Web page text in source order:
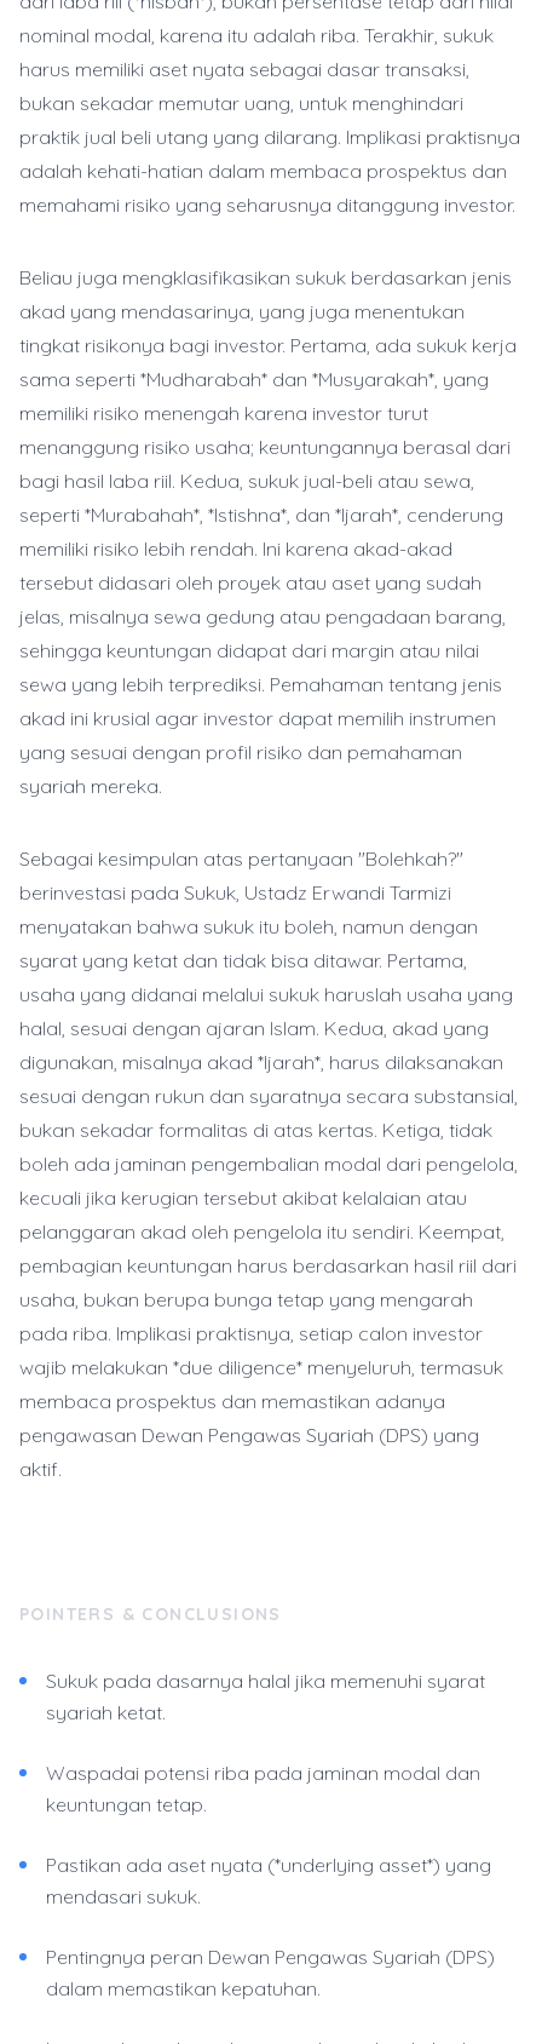
nominal modal, karena itu adalah riba. Terakhir, sukuk
harus memiliki aset nyata sebagai dasar transaksi,
bukan sekadar memutar uang, untuk menghindari
praktik jual beli utang yang dilarang. Implikasi praktisnya
adalah kehati-hatian dalam membaca prospektus dan
memahami risiko yang seharusnya ditanggung investor.
Beliau juga mengklasifikasikan sukuk berdasarkan jenis
akad yang mendasarinya, yang juga menentukan
tingkat risikonya bagi investor. Pertama, ada sukuk kerja
sama seperti *Mudharabah* dan *Musyarakah*, yang
memiliki risiko menengah karena investor turut
menanggung risiko usaha; keuntungannya berasal dari
bagi hasil laba riil. Kedua, sukuk jual-beli atau sewa,
seperti *Murabahah*, *Istishna*, dan *Ijarah*, cenderung
memiliki risiko lebih rendah. Ini karena akad-akad
tersebut didasari oleh proyek atau aset yang sudah
jelas, misalnya sewa gedung atau pengadaan barang,
sehingga keuntungan didapat dari margin atau nilai
sewa yang lebih terprediksi. Pemahaman tentang jenis
akad ini krusial agar investor dapat memilih instrumen
yang sesuai dengan profil risiko dan pemahaman
syariah mereka.
Sebagai kesimpulan atas pertanyaan "Bolehkah?"
berinvestasi pada Sukuk, Ustadz Erwandi Tarmizi
menyatakan bahwa sukuk itu boleh, namun dengan
syarat yang ketat dan tidak bisa ditawar. Pertama,
usaha yang didanai melalui sukuk haruslah usaha yang
halal, sesuai dengan ajaran Islam. Kedua, akad yang
digunakan, misalnya akad *Ijarah*, harus dilaksanakan
sesuai dengan rukun dan syaratnya secara substansial,
bukan sekadar formalitas di atas kertas. Ketiga, tidak
boleh ada jaminan pengembalian modal dari pengelola,
kecuali jika kerugian tersebut akibat kelalaian atau
pelanggaran akad oleh pengelola itu sendiri. Keempat,
pembagian keuntungan harus berdasarkan hasil riil dari
usaha, bukan berupa bunga tetap yang mengarah
pada riba. Implikasi praktisnya, setiap calon investor
wajib melakukan *due diligence* menyeluruh, termasuk
membaca prospektus dan memastikan adanya
pengawasan Dewan Pengawas Syariah (DPS) yang
aktif.
POINTERS & CONCLUSIONS
Sukuk pada dasarnya halal jika memenuhi syarat
syariah ketat.
Waspadai potensi riba pada jaminan modal dan
keuntungan tetap.
Pastikan ada aset nyata (*underlying asset*) yang
mendasari sukuk.
Pentingnya peran Dewan Pengawas Syariah (DPS)
dalam memastikan kepatuhan.